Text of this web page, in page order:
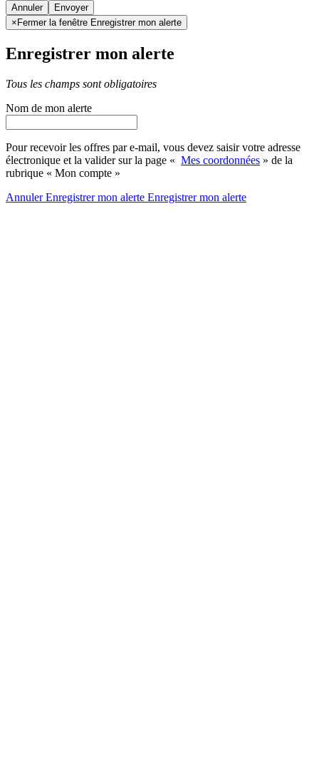
Annuler
× Fermer la fenêtre Enregistrer mon alerte
Enregistrer mon alerte
Tous les champs sont obligatoires
Nom de mon alerte
Pour recevoir les offres par e-mail, vous devez saisir votre adresse
électronique et la valider sur la page « Mes coordonnées » de la
rubrique « Mon compte »
AnnulerEnregistrer mon alerte Enregistrermon alerte